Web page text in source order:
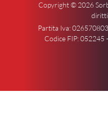
Copyright © 2026
Partita Iva:
Codice FIP: 052245